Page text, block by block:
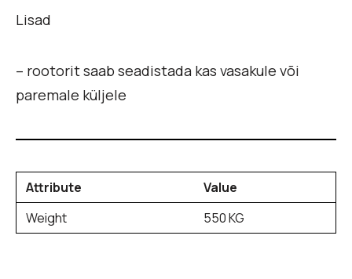
Lisad
– rootorit saab seadistada kas vasakule või
paremale küljele
Attribute
Value
Weight
550 KG